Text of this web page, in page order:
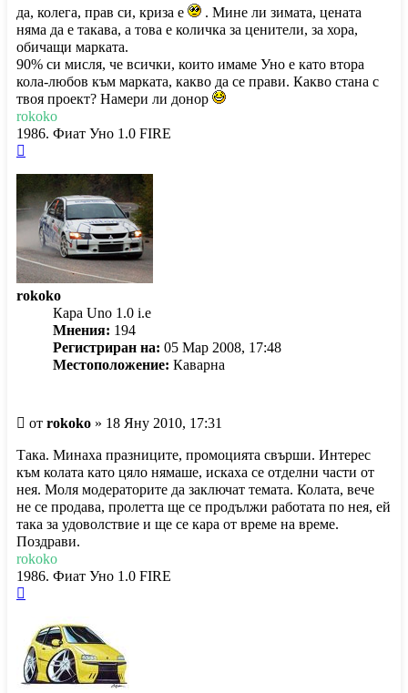
да, колега, прав си, криза е
. Мине ли зимата, цената
няма да е такава, а това е количка за ценители, за хора,
обичащи марката.
90% си мисля, че всички, които имаме Уно е като втора
кола-любов към марката, какво да се прави. Какво стана с
твоя проект? Намери ли донор
rokoko
1986. Фиат Уно 1.0 FIRE
в
началото
rokoko
Кара Uno 1.0 i.e
Мнения: 194
Регистриран на: 05 Мар 2008, 17:48
Местоположение: Каварна
Мнение
от rokoko » 18 Яну 2010, 17:31
Така. Минаха празниците, промоцията свърши. Интерес
към колата като цяло нямаше, искаха се отделни части от
нея. Моля модераторите да заключат темата. Колата, вече
не се продава, пролетта ще се продължи работата по нея, ей
така за удоволствие и ще се кара от време на време.
Поздрави.
rokoko
1986. Фиат Уно 1.0 FIRE
началото